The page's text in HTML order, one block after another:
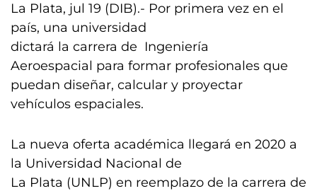
La Plata, jul 19 (DIB).- Por primera vez en el
país, una universidad
dictará la carrera de Ingeniería
Aeroespacial para formar profesionales que
puedan diseñar, calcular y proyectar
vehículos espaciales.
La nueva oferta académica llegará en 2020 a
la Universidad Nacional de
La Plata (UNLP) en reemplazo de la carrera de